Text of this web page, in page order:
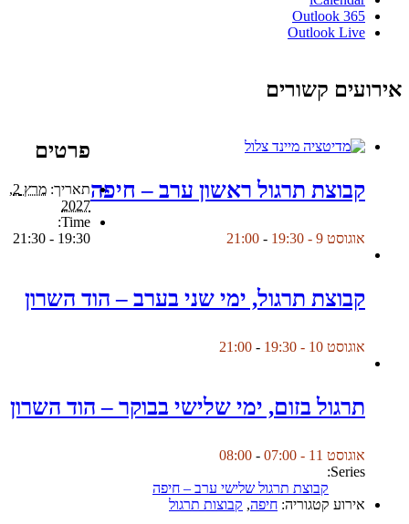
Outlook 365
Outlook Live
אירועים קשורים
קבוצת תרגול ראשון ערב – חיפה
אוגוסט 9 - 19:30 -
21:00
קבוצת תרגול, ימי שני בערב – הוד השרון
אוגוסט 10 - 19:30 -
21:00
תרגול בזום, ימי שלישי בבוקר – הוד השרון
אוגוסט 11 - 07:00 -
08:00
פרטים
תאריך:
מרץ 2,
2027
Time:
19:30 - 21:30
Series:
קבוצת תרגול שלישי ערב – חיפה
אירוע קטגוריה: חיפה, קבוצות תרגול